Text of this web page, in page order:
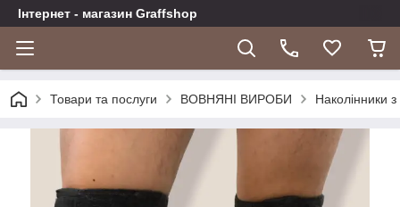
Інтернет - магазин Graffshop
Товари та послуги ВОВНЯНІ ВИРОБИ Наколінники